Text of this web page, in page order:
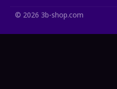
Healing
Heist
© 2026 3b-shop.com